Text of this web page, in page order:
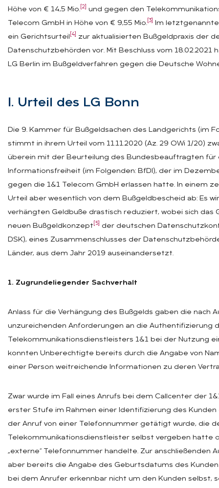
Höhe von € 14,5 Mio. [2]
und gegen den
Telecom GmbH in Höhe von € 9,55 Mio. [3]
Im
ein Gerichtsurteil [4]
zur aktualisierten Bußgeldpraxis der
Datenschutzbehörden vor. Mit Beschluss vom 18.02.2021
LG Berlin im Bußgeldverfahren gegen die Deutsche
I. Ur­teil des LG Bonn
Die 9. Kammer für Bußgeldsachen des Landgerichts (im
stimmt in ihrem Urteil vom 11.11.2020 (Az. 29 OWi 1/20)
überein mit der Beurteilung des Bundesbeauftragten für
Informationsfreiheit (im Folgenden: BfDI), der im
gegen die 1&1 Telecom GmbH erlassen hatte. In einem
Urteil aber wesentlich von dem Bußgeldbescheid ab: Es
verhängten Geldbuße drastisch reduziert, wobei sich das
neuen Bußgeldkonzept [5]
der deutschen
DSK), eines Zusammenschlusses der
Länder, aus dem Jahr 2019 auseinandersetzt.
1. Zugrundeliegender Sachverhalt
Anlass für die Verhängung des Bußgelds gaben die nach
unzureichenden Anforderungen an die Authentifizierung
Telekommunikationsdienstleisters 1&1 bei der Nutzung
konnten Unberechtigte bereits durch die Angabe von
einer Person weitreichende Informationen zu deren
Zwar wurde im Fall eines Anrufs bei dem Callcenter der
erster Stufe im Rahmen einer Identifizierung des
der Anruf von einer Telefonnummer getätigt wurde, die
Telekommunikationsdienstleister selbst vergeben hatte
„externe“ Telefonnummer handelte. Zur anschließenden
aber bereits die Angabe des Geburtsdatums des Kunden
bei dem Anrufer erkennbar nicht um den Kunden selbst,